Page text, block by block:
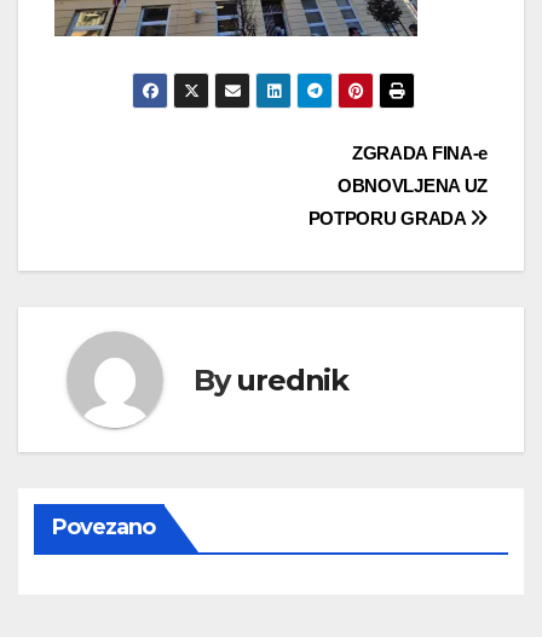
ZGRADA FINA-e
OBNOVLJENA UZ
POTPORU GRADA
Byurednik
Povezano